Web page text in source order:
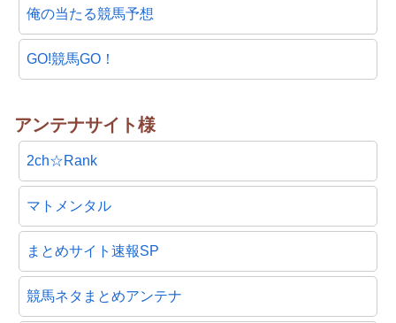
俺の当たる競馬予想
GO!競馬GO！
アンテナサイト様
2ch☆Rank
マトメンタル
まとめサイト速報SP
競馬ネタまとめアンテナ